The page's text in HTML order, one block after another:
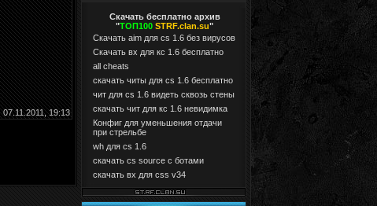
07.11.2011, 19:13
Скачать бесплатно архив
"ТОП100 STRF.clan.su"
Скачать aim для cs 1.6 без вирусов
Cкачать вх для кс 1.6 бесплатно
all cheats
скачать читы для cs 1.6 бесплатно
чит для cs 1.6 видеть сквозь стены
скачать чит для кс 1.6 невидимка
Конфиг для уменьшения отдачи
при стрельбе
wh для cs 1.6
скачать cs source с ботами
скачать вх для css v34